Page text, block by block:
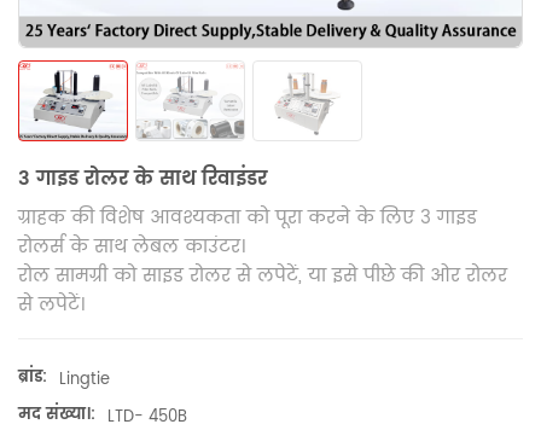
3 गाइड रोलर के साथ रिवाइंडर
ग्राहक की विशेष आवश्यकता को पूरा करने के लिए 3 गाइड
रोलर्स के साथ लेबल काउंटर।
रोल सामग्री को साइड रोलर से लपेटें, या इसे पीछे की ओर रोलर
से लपेटें।
ब्रांड: Lingtie
मद संख्या।: LTD- 450B